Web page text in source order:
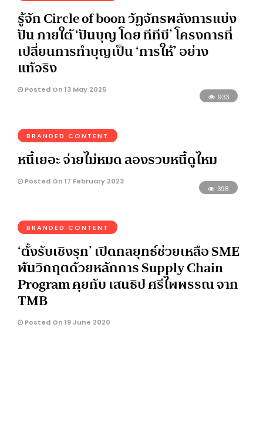
รู้จัก Circle of boon วัฏจักรพลังการแบ่ง
ปัน ภายใต้ ‘ปันบุญ โดย ทีทีบี’ โครงการที่
เปลี่ยนการทำบุญเป็น ‘การให้’ อย่าง
แท้จริง
Posted On 13 May 2025
933
BRANDED CONTENT
หนี้เยอะ จ่ายไม่หมด ลองรวบหนี้ดูไหม
Posted On 17 February 2023
398
BRANDED CONTENT
‘ตั้งรับเชิงรุก’ เปิดกลยุทธ์ช่วยเหลือ SME
พ้นวิกฤตด้วยหลักการ Supply Chain
Program คุยกับ เสนธิป ศรีไพพรรณ จาก
TMB
Posted On 19 June 2020